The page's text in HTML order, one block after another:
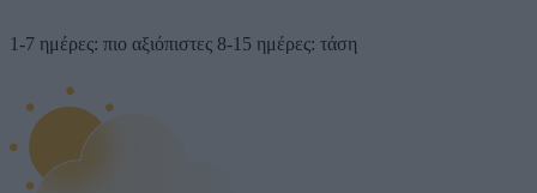
1-7 ημέρες: πιο αξιόπιστες 8-15 ημέρες: τάση